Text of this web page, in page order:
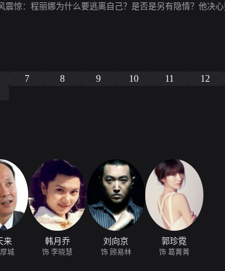
惊：程丽娜为什么要逃离自己？是否是另有隐情？他决
7 8 9 10 11 12
来
城
韩月乔
饰 李晓慧
刘向京
饰 顾易林
郭珍霓
饰 葛菁菁